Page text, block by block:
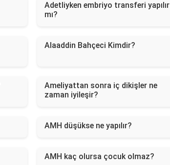
Adetliyken embriyo transferi yapılır
mı?
Alaaddin Bahçeci Kimdir?
Ameliyattan sonra iç dikişler ne
zaman iyileşir?
AMH düşükse ne yapılır?
AMH kaç olursa çocuk olmaz?